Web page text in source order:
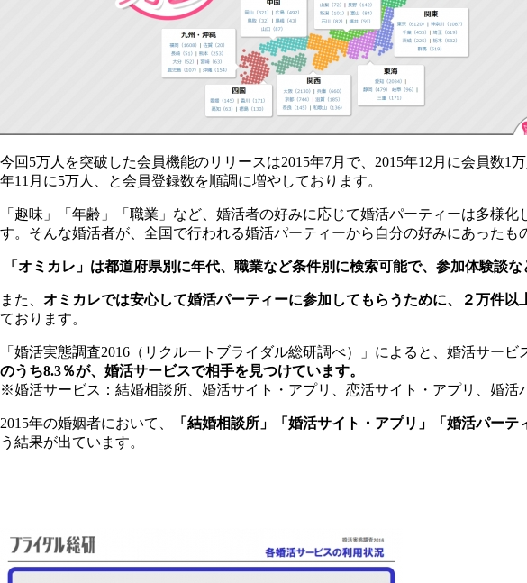
今回5万人を突破した会員機能のリリースは2015年7月で、2015年12月に会員数1
年11月に5万人、と会員登録数を順調に増やしております。
「趣味」「年齢」「職業」など、婚活者の好みに応じて婚活パーティーは多様
す。そんな婚活者が、全国で行われる婚活パーティーから自分の好みにあった
「オミカレ」は都道府県別に年代、職業など条件別に検索可能で、参加体験談
また、 オミカレでは安心して婚活パーティーに参加してもらうために、２万件
ております。
「婚活実態調査2016（リクルートブライダル総研調べ）」によると、婚活サー
のうち8.3％が、婚活サービスで相手を見つけています。
※婚活サービス：結婚相談所、婚活サイト・アプリ、恋活サイト・アプリ、婚活
2015年の婚姻者において、 「結婚相談所」「婚活サイト・アプリ」「婚活パー
う結果が出ています。